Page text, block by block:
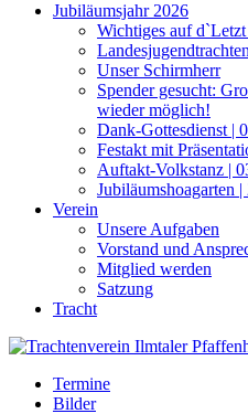
Jubiläumsjahr 2026
Wichtiges auf
Unser Schirmherr
Spender gesucht:
wieder möglich!
Dank-Gottesdienst |
Festakt mit
Auftakt-Volkstanz |
Jubiläumshoagarten
Verein
Unsere Aufgaben
Vorstand und
Mitglied werden
Satzung
Tracht
Termine
Bilder